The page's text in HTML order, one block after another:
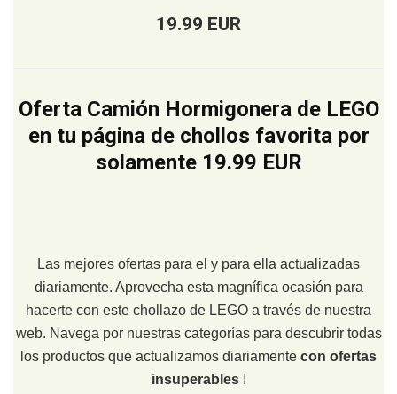
19.99 EUR
Oferta Camión Hormigonera de LEGO
en tu página de chollos favorita por
solamente 19.99 EUR
Las mejores ofertas para el y para ella actualizadas
diariamente. Aprovecha esta magnífica ocasión para
hacerte con este chollazo de LEGO a través de nuestra
web. Navega por nuestras categorías para descubrir todas
los productos que actualizamos diariamente con ofertas
insuperables!